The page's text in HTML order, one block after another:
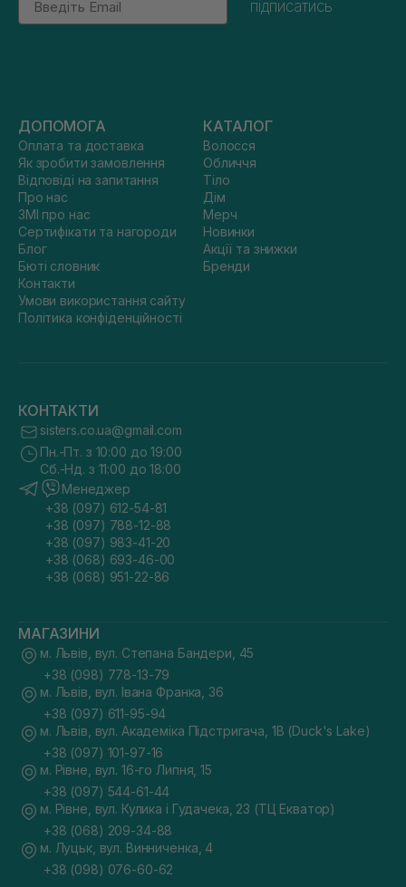
підписатись
ДОПОМОГА
Оплата та доставка
Як зробити замовлення
Відповіді на запитання
Про нас
ЗМІ про нас
Сертифікати та нагороди
Блог
Бюті словник
Контакти
Умови використання сайту
Політика конфіденційності
КАТАЛОГ
Волосся
Обличчя
Тіло
Дім
Мерч
Новинки
Акції та знижки
Бренди
КОНТАКТИ
sisters.co.ua@gmail.com
Пн.-Пт. з 10:00 до 19:00
Сб.-Нд. з 11:00 до 18:00
Менеджер
+38 (097) 612-54-81
+38 (097) 788-12-88
+38 (097) 983-41-20
+38 (068) 693-46-00
+38 (068) 951-22-86
МАГАЗИНИ
м. Львів, вул. Степана Бандери, 45
+38 (098) 778-13-79
м. Львів, вул. Івана Франка, 36
+38 (097) 611-95-94
м. Львів, вул. Академіка Підстригача, 1В (Duck's Lake)
+38 (097) 101-97-16
м. Рівне, вул. 16-го Липня, 15
+38 (097) 544-61-44
м. Рівне, вул. Кулика і Гудачека, 23 (ТЦ Екватор)
+38 (068) 209-34-88
м. Луцьк, вул. Винниченка, 4
+38 (098) 076-60-62